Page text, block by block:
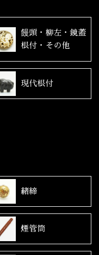
饅頭・柳左・鏡蓋
根付・その他
現代根付
緒締
煙管筒